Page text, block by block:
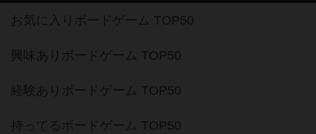
お気に入りボードゲーム TOP50
興味ありボードゲーム TOP50
経験ありボードゲーム TOP50
持ってるボードゲーム TOP50